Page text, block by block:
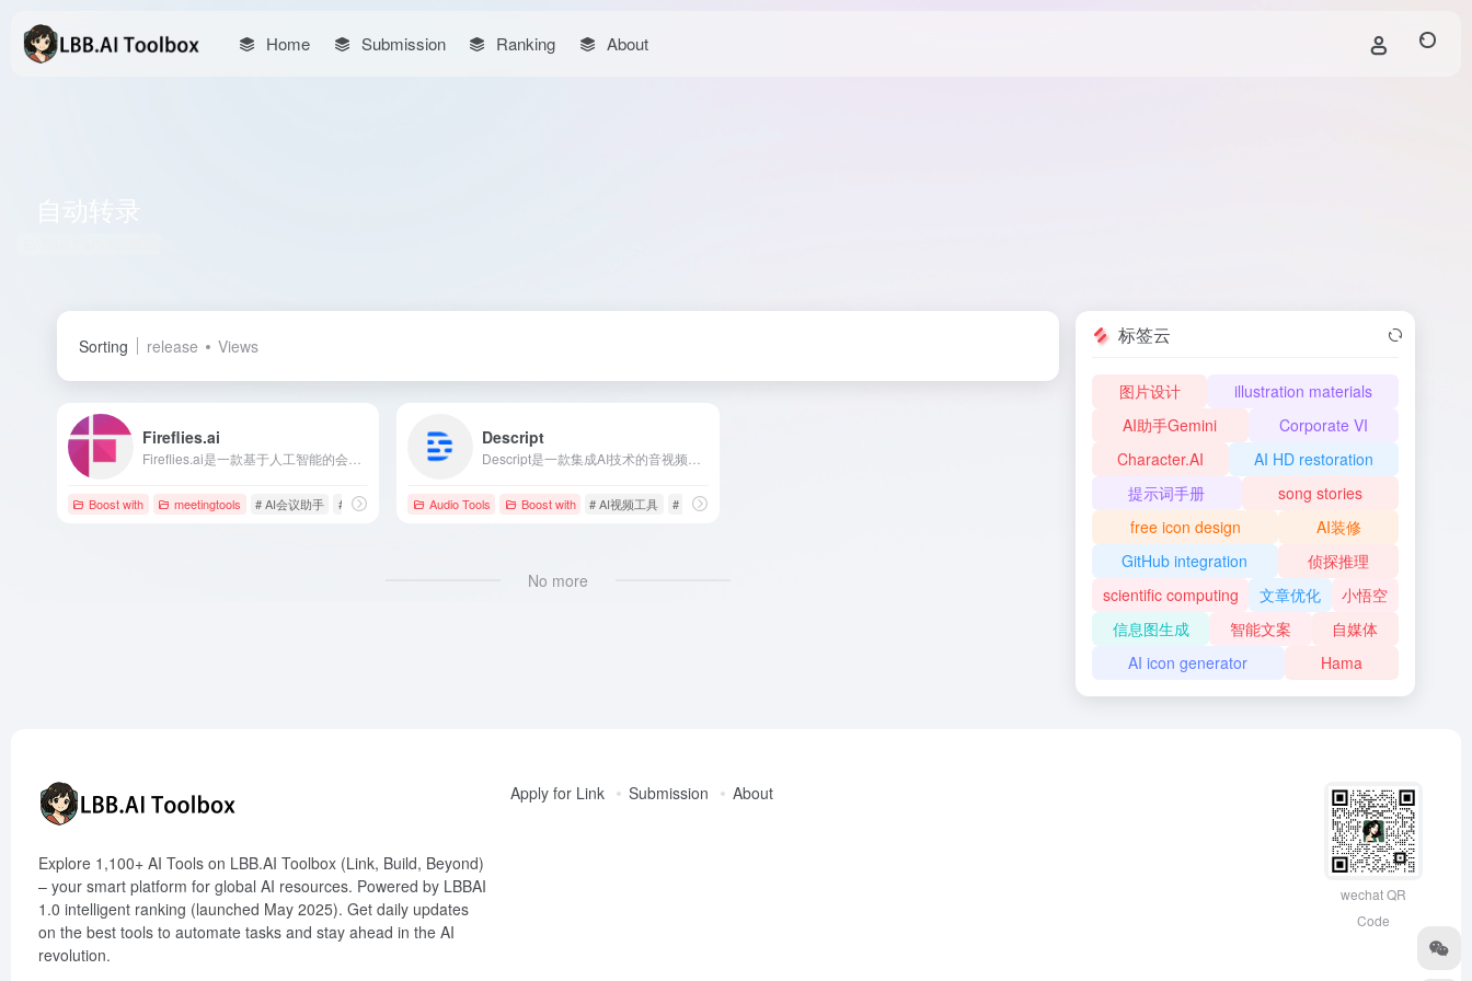
Home Submission Ranking About
Sorting release Views
Fireflies.ai
Boost with meetingtools # AI会议助手 # AI会议工具 # AI办公工具
Descript
Audio Tools Boost with # AI视频工具 # AI视频编辑
No more
标签云
图片设计
illustration materials
AI助手Gemini
Corporate VI
Character.AI
AI HD restoration
提示词手册
song stories
free icon design
AI装修
GitHub integration
侦探推理
scientific computing
文章优化
小悟空
信息图生成
智能文案
自媒体
AI icon generator
Hama
Explore 1,100+ AI Tools on LBB.AI Toolbox (Link, Build, Beyond)
– your smart platform for global AI resources. Powered by LBBAI
1.0 intelligent ranking (launched May 2025). Get daily updates
on the best tools to automate tasks and stay ahead in the AI
revolution.
Apply for Link Submission About
wechat QR
Code